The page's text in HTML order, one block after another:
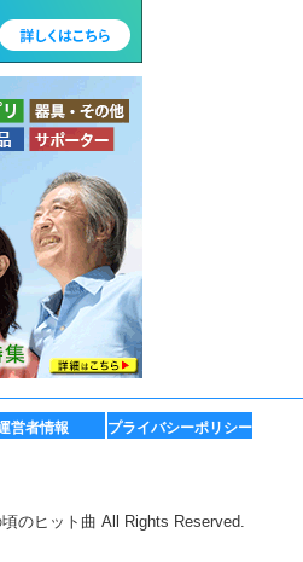
営者情報 プライバシーポリシー
のヒット曲 All Rights Reserved.